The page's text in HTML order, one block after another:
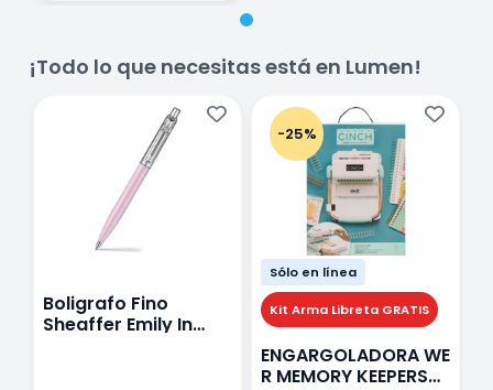
¡Todo lo que necesitas está en Lumen!
Boligrafo Fino
Sheaffer Emily In
-25%
Sólo en línea
Kit Arma Libreta GRATIS
ENGARGOLADORA WE
R MEMORY KEEPERS